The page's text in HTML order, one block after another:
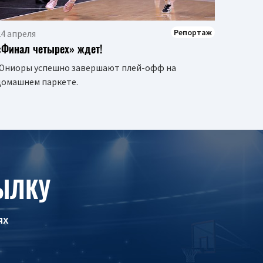
апреля Репортаж
четырех» ждет!
успешно завершают плей-офф на
паркете.